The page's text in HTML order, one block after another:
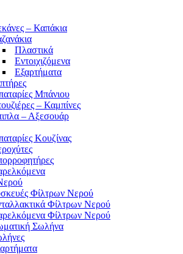
– Καπάκια
Πλαστικά
Εντοιχιζόμενα
Εξαρτήματα
Μπάνιου
– Καμπίνες
– Αξεσουάρ
Κουζίνας
Φίλτρων Νερού
Φίλτρων Νερού
Φίλτρων Νερού
Σωλήνα